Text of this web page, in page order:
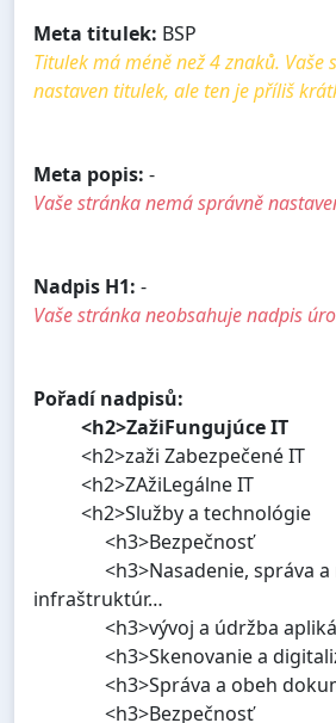
Meta titulek: BSP
Titulek má méně než 4 znaků. Vaše
nastaven titulek, ale ten je příliš
Meta popis: -
Vaše stránka nemá správně
Nadpis H1: -
Vaše stránka neobsahuje nadpis
Pořadí nadpisů:
<h2>ZažiFungujúce IT
<h2>zaži Zabezpečené IT
<h2>ZAžiLegálne IT
<h2>Služby a technológie
<h3>Bezpečnosť
<h3>Nasadenie, správa a
infraštruktúr…
<h3>vývoj a údržba
<h3>Skenovanie a
<h3>Správa a obeh
<h3>Bezpečnosť